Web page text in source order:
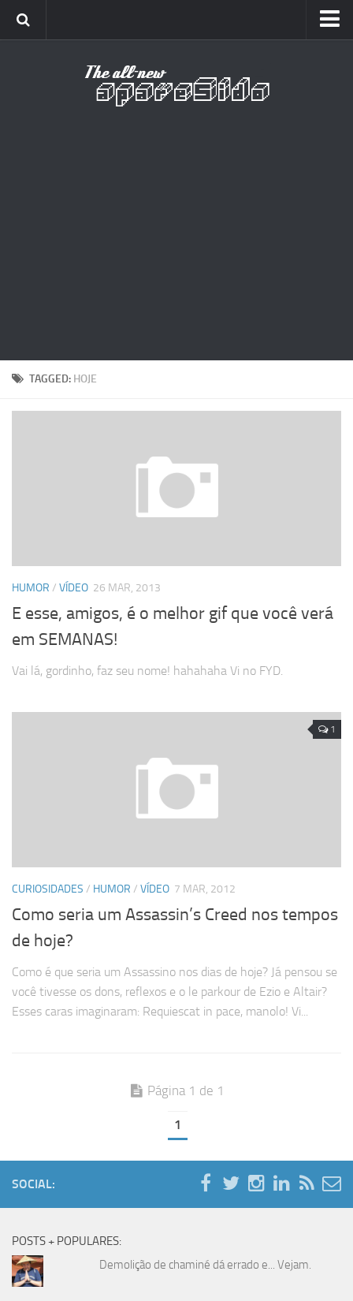
TAGGED: HOJE
HUMOR / VÍDEO 26 MAR, 2013
E esse, amigos, é o melhor gif que você verá
em SEMANAS!
Vai lá, gordinho, faz seu nome! hahahaha Vi no FYD.
1
CURIOSIDADES / HUMOR / VÍDEO 7 MAR, 2012
Como seria um Assassin’s Creed nos tempos
de hoje?
Como é que seria um Assassino nos dias de hoje? Já pensou se
você tivesse os dons, reflexos e o le parkour de Ezio e Altair?
Esses caras imaginaram: Requiescat in pace, manolo! Vi...
Página 1 de 1
1
SOCIAL:
POSTS + POPULARES:
Demolição de chaminé dá errado e... Vejam.